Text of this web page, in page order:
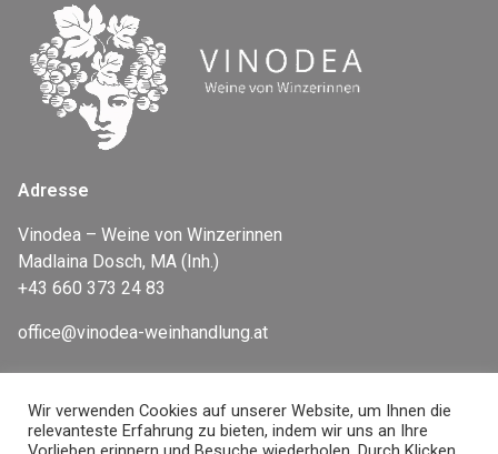
Adresse
Vinodea – Weine von Winzerinnen
Madlaina Dosch, MA (Inh.)
+43 660 373 24 83
office@vinodea-weinhandlung.at
Newsletter
Wir verwenden Cookies auf unserer Website, um Ihnen die
relevanteste Erfahrung zu bieten, indem wir uns an Ihre